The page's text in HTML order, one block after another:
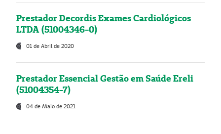
Prestador Decordis Exames Cardiológicos
LTDA (51004346-0)
01 de Abril de 2020
Prestador Essencial Gestão em Saúde Ereli
(51004354-7)
04 de Maio de 2021